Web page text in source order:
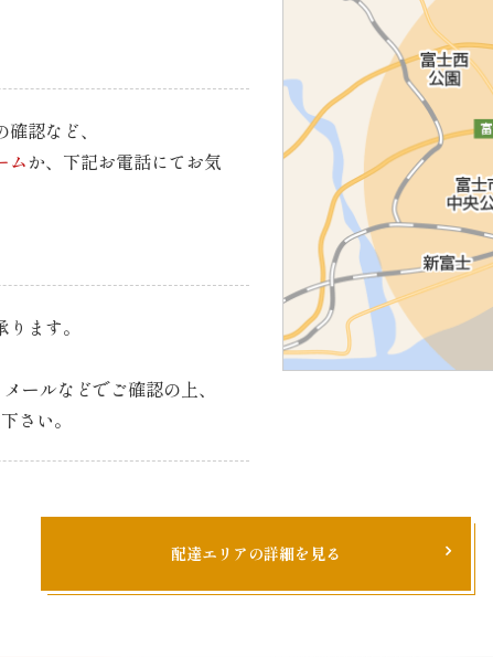
認など、
ムか、下記お電話にてお気
ます。
ールなどでご確認の上、
さい。
配達エリアの詳細を見る